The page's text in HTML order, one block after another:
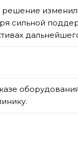
решение
сильной